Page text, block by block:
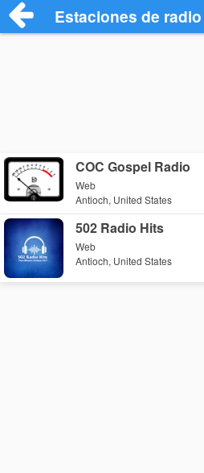
Estaciones de
COC Gospel Radio
Web
Antioch, United States
502 Radio Hits
Web
Antioch, United States